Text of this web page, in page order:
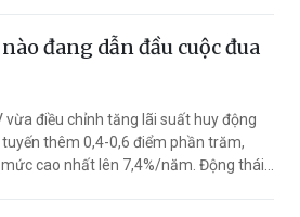
kỳ.đang dẫn đầu cuộc đua
vừa điều chỉnh tăng lãi suất huy động
thêm 0,4-0,6 điểm phần trăm,
cao nhất lên 7,4%/năm. Động thái